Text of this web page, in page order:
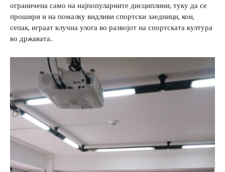
ограничена само на најпопуларните дисциплини, туку да се
прошири и на помалку видливи спортски заедници, кои,
сепак, играат клучна улога во развојот на спортската култура
во државата.